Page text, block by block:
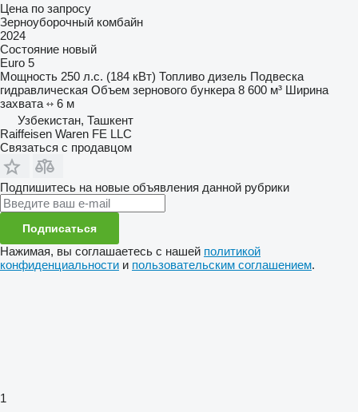
Цена по запросу
Зерноуборочный комбайн
2024
Состояние новый
Euro 5
Мощность 250 л.с. (184 кВт) Топливо дизель Подвеска
гидравлическая Объем зернового бункера 8 600 м³ Ширина
захвата
6 м
Узбекистан, Ташкент
Raiffeisen Waren FE LLC
Связаться с продавцом
Подпишитесь на новые объявления данной рубрики
Подписаться
Нажимая, вы соглашаетесь с нашей политикой
конфиденциальности и пользовательским соглашением.
1